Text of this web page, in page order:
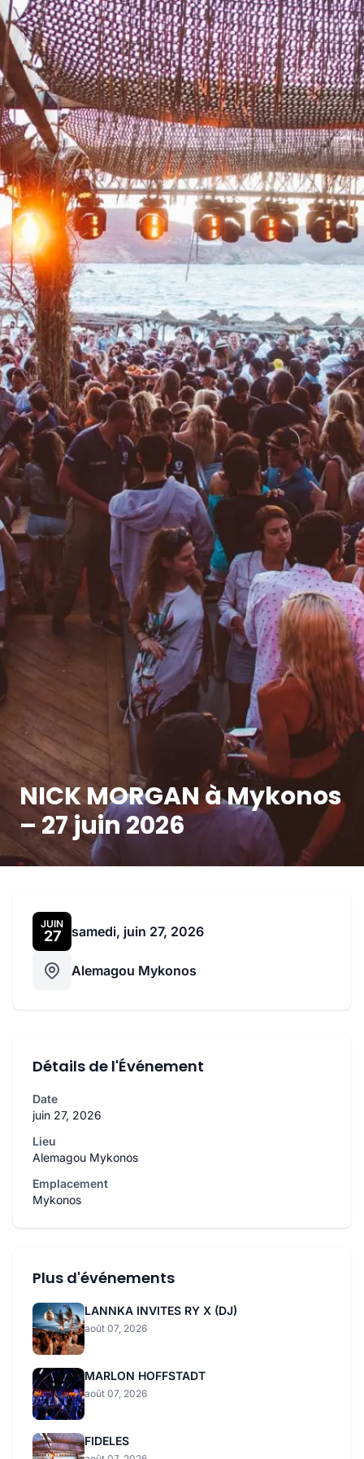
NICK MORGAN à Mykonos
– 27 juin 2026
JUIN
27 samedi, juin 27, 2026
Alemagou Mykonos
Détails de l'Événement
Date
juin 27, 2026
Lieu
Alemagou Mykonos
Emplacement
Mykonos
Plus d'événements
LANNKA INVITES RY X (DJ)
août 07, 2026
MARLON HOFFSTADT
août 07, 2026
FIDELES